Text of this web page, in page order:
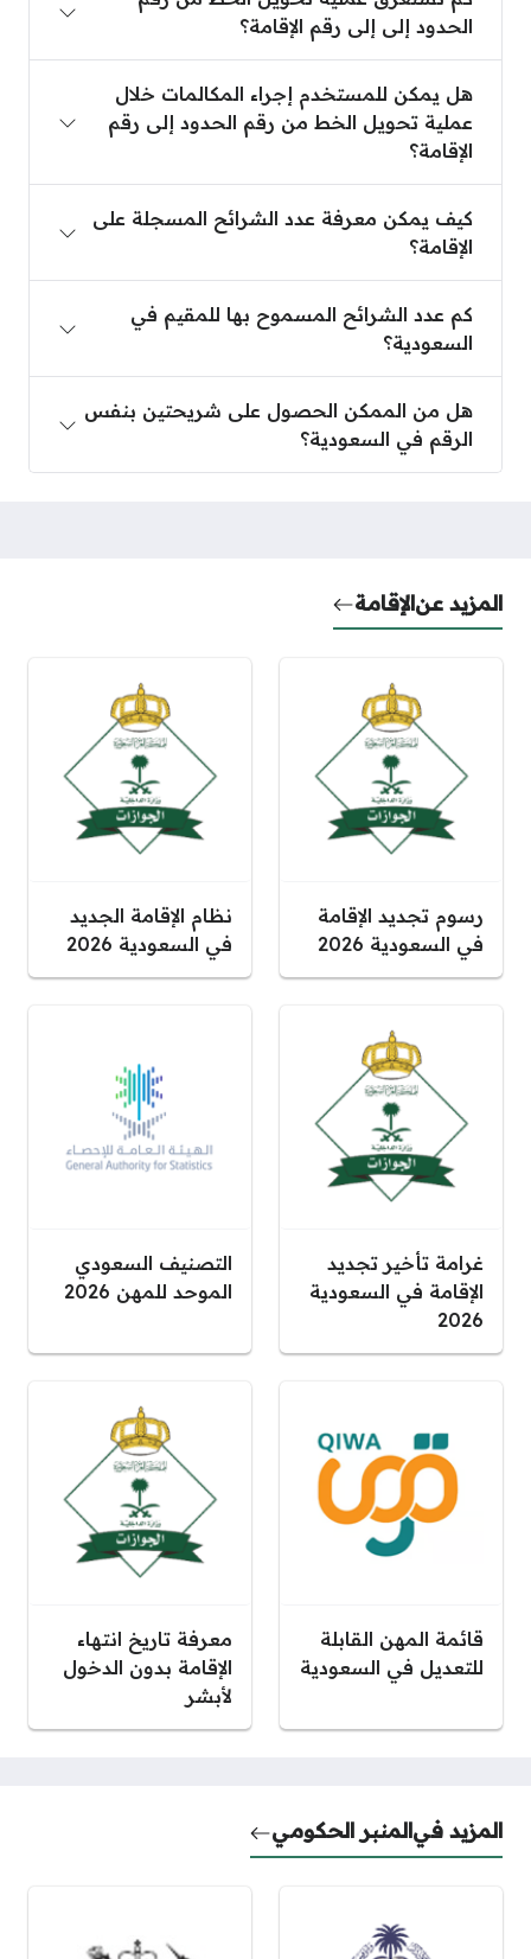
الحدود إلى إلى رقم الإقامة؟
هل يمكن للمستخدم إجراء المكالمات خلال
عملية تحويل الخط من رقم الحدود إلى رقم
الإقامة؟
كيف يمكن معرفة عدد الشرائح المسجلة على
الإقامة؟
كم عدد الشرائح المسموح بها للمقيم في
السعودية؟
هل من الممكن الحصول على شريحتين بنفس
الرقم في السعودية؟
المزيد عنالإقامة
رسوم تجديد الإقامة
في السعودية 2026
نظام الإقامة الجديد
في السعودية 2026
غرامة تأخير تجديد
الإقامة في السعودية
2026
التصنيف السعودي
الموحد للمهن 2026
قائمة المهن القابلة
للتعديل في السعودية
معرفة تاريخ انتهاء
الإقامة بدون الدخول
لأبشر
المزيد فيالمنبر الحكومي